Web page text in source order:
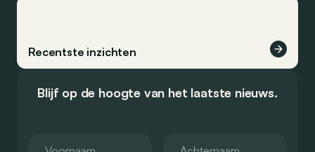
Recentste inzichten
Blijf op de hoogte van het laatste nieuws.